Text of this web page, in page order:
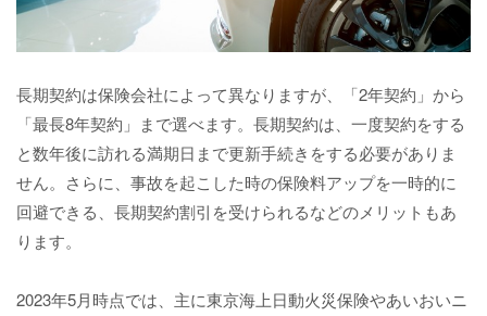
長期契約は保険会社によって異なりますが、「2年契約」から
「最長8年契約」まで選べます。長期契約は、一度契約をする
と数年後に訪れる満期日まで更新手続きをする必要がありま
せん。さらに、事故を起こした時の保険料アップを一時的に
回避できる、長期契約割引を受けられるなどのメリットもあ
ります。
2023年5月時点では、主に東京海上日動火災保険やあいおいニ